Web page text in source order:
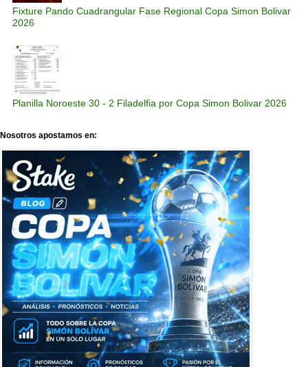
Fixture Pando Cuadrangular Fase Regional Copa Simon Bolivar
2026
Planilla Noroeste 30 - 2 Filadelfia por Copa Simon Bolivar 2026
Nosotros apostamos en: